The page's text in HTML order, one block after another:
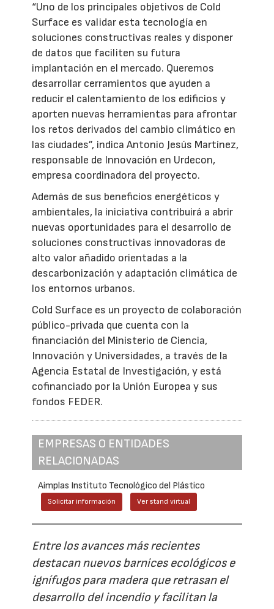
“Uno de los principales objetivos de Cold
Surface es validar esta tecnología en
soluciones constructivas reales y disponer
de datos que faciliten su futura
implantación en el mercado. Queremos
desarrollar cerramientos que ayuden a
reducir el calentamiento de los edificios y
aporten nuevas herramientas para afrontar
los retos derivados del cambio climático en
las ciudades”, indica Antonio Jesús Martínez,
responsable de Innovación en Urdecon,
empresa coordinadora del proyecto.
Además de sus beneficios energéticos y
ambientales, la iniciativa contribuirá a abrir
nuevas oportunidades para el desarrollo de
soluciones constructivas innovadoras de
alto valor añadido orientadas a la
descarbonización y adaptación climática de
los entornos urbanos.
Cold Surface es un proyecto de colaboración
público-privada que cuenta con la
financiación del Ministerio de Ciencia,
Innovación y Universidades, a través de la
Agencia Estatal de Investigación, y está
cofinanciado por la Unión Europea y sus
fondos FEDER.
EMPRESAS O ENTIDADES
RELACIONADAS
Aimplas Instituto Tecnológico del Plástico
Solicitar información Ver stand virtual
Entre los avances más recientes
destacan nuevos barnices ecológicos e
ignífugos para madera que retrasan el
desarrollo del incendio y facilitan la